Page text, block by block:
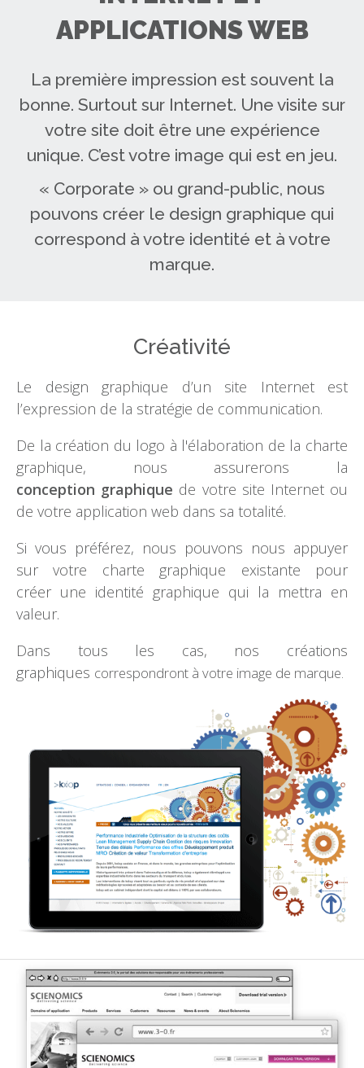
APPLICATIONS WEB
La première impression est souvent la
bonne. Surtout sur Internet. Une visite sur
votre site doit être une expérience
unique. C’est votre image qui est en jeu.
« Corporate » ou grand-public, nous
pouvons créer le design graphique qui
correspond à votre identité et à votre
marque.
Créativité
Le design graphique d’un site Internet est
l’expression de la stratégie de communication.
De la création du logo à l'élaboration de la charte
graphique, nous assurerons la
conception graphique de votre site Internet ou
de votre application web dans sa totalité.
Si vous préférez, nous pouvons nous appuyer
sur votre charte graphique existante pour
créer une identité graphique qui la mettra en
valeur.
Dans tous les cas, nos créations
graphiques correspondront à votre image de marque.